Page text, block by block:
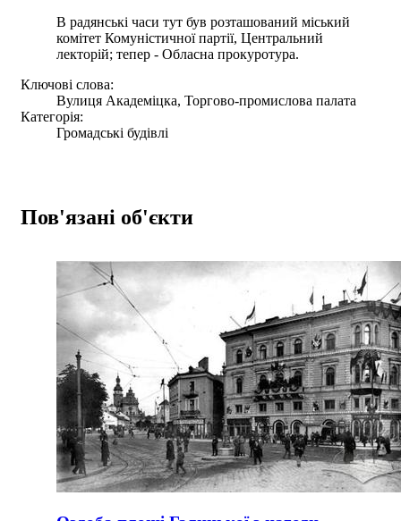
В радянські часи тут був розташований міський
комітет Комуністичної партії, Центральний
лекторій; тепер - Обласна прокуротура.
Ключові слова:
Вулиця Академіцка, Торгово-промислова палата
Категорія:
Громадські будівлі
Пов'язані об'єкти